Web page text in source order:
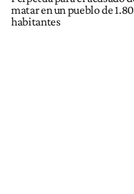
matar en un pueblo de
habitantes